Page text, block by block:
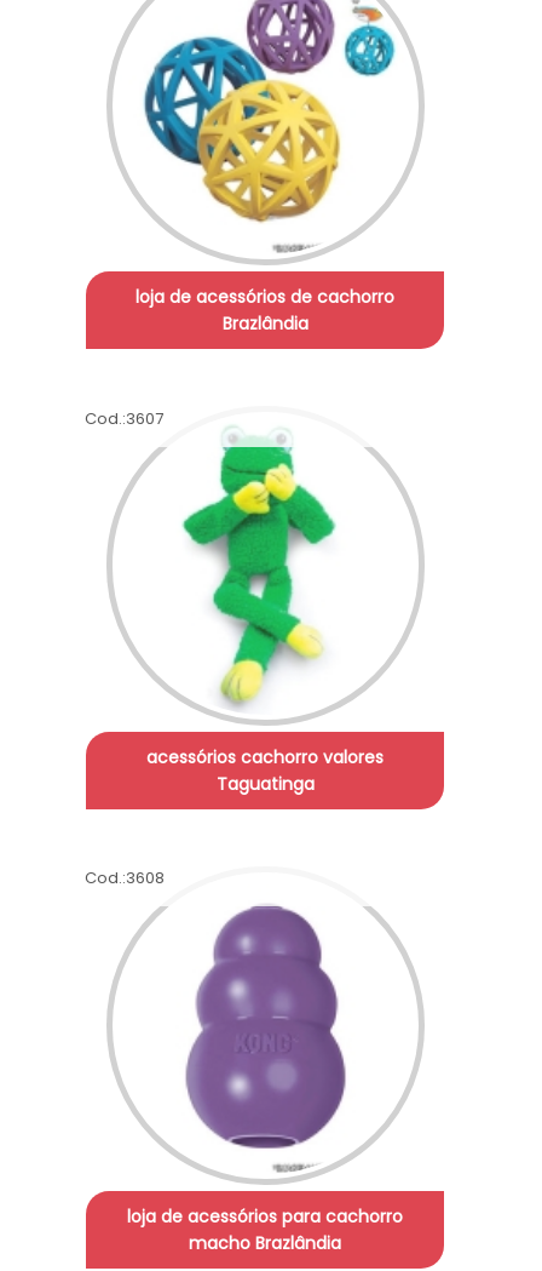
loja de acessórios de cachorro
Brazlândia
Cod.:3607
acessórios cachorro valores
Taguatinga
Cod.:3608
loja de acessórios para cachorro
macho Brazlândia